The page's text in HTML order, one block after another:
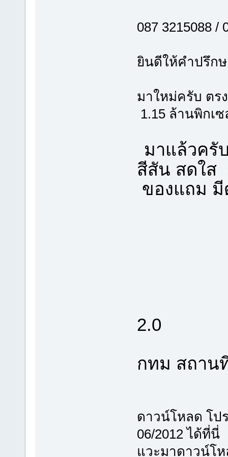
087 3215088 /
ยินดีให้คำปรึกษ
มาใหม่ครับ ตร
1.15 ล้านพิกเซ
มาแล้วครั
สีสัน สดใส
ของแถม มี
2.0
กทม สถาน
ดาวน์โหลด โป
06/2012 ได้ที่นี่
แวะมาดาวน์โ